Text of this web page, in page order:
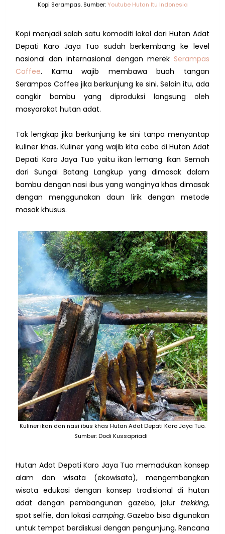
Kopi Serampas. Sumber:Youtube Hutan Itu Indonesia
Kopi menjadi salah satu komoditi lokal dari Hutan Adat
Depati Karo Jaya Tuo sudah berkembang ke level
nasional dan internasional dengan merek Serampas
Coffee. Kamu wajib membawa buah tangan
Serampas Coffee jika berkunjung ke sini. Selain itu, ada
cangkir bambu yang diproduksi langsung oleh
masyarakat hutan adat.
Tak lengkap jika berkunjung ke sini tanpa menyantap
kuliner khas. Kuliner yang wajib kita coba di Hutan Adat
Depati Karo Jaya Tuo yaitu ikan lemang. Ikan Semah
dari Sungai Batang Langkup yang dimasak dalam
bambu dengan nasi ibus yang wanginya khas dimasak
dengan menggunakan daun lirik dengan metode
masak khusus.
Kuliner ikan dan nasi ibus khas Hutan Adat Depati Karo Jaya Tuo.
Sumber: Dodi Kussapriadi
Hutan Adat Depati Karo Jaya Tuo memadukan konsep
alam dan wisata (ekowisata), mengembangkan
wisata edukasi dengan konsep tradisional di hutan
adat dengan pembangunan gazebo, jalur trekking,
spot selfie, dan lokasicamping. Gazebo bisa digunakan
untuk tempat berdiskusi dengan pengunjung. Rencana